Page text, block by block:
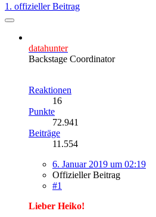
1. offizieller Beitrag
datahunter
Backstage Coordinator
Reaktionen
16
Punkte
72.941
Beiträge
11.554
6. Januar 2019 um 02:19
Offizieller Beitrag
#1
Lieber Heiko!